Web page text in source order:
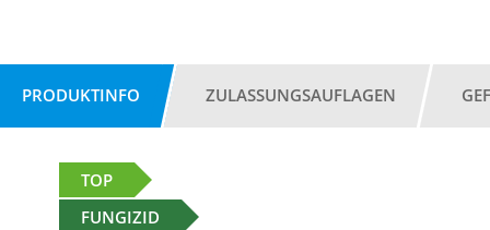
PRODUKTINFO ZULASSUNGSAUFLAGEN
TOP
FUNGIZID